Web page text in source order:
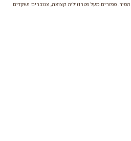
מפזרים מעל פטרוזיליה קצוצה, צנוברים ושקדים